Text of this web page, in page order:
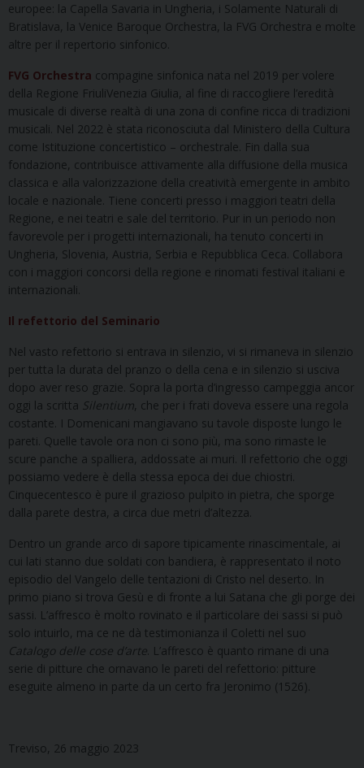
europee: la Capella Savaria in Ungheria, i Solamente Naturali di
Bratislava, la Venice Baroque Orchestra, la FVG Orchestra e molte
altre per il repertorio sinfonico.
FVG Orchestra compagine sinfonica nata nel 2019 per volere
della Regione FriuliVenezia Giulia, al fine di raccogliere l’eredità
musicale di diverse realtà di una zona di confine ricca di tradizioni
musicali. Nel 2022 è stata riconosciuta dal Ministero della Cultura
come Istituzione concertistico – orchestrale. Fin dalla sua
fondazione, contribuisce attivamente alla diffusione della musica
classica e alla valorizzazione della creatività emergente in ambito
locale e nazionale. Tiene concerti presso i maggiori teatri della
Regione, e nei teatri e sale del territorio. Pur in un periodo non
favorevole per i progetti internazionali, ha tenuto concerti in
Ungheria, Slovenia, Austria, Serbia e Repubblica Ceca. Collabora
con i maggiori concorsi della regione e rinomati festival italiani e
internazionali.
Il refettorio del Seminario
Nel vasto refettorio si entrava in silenzio, vi si rimaneva in silenzio
per tutta la durata del pranzo o della cena e in silenzio si usciva
dopo aver reso grazie. Sopra la porta d’ingresso campeggia ancor
oggi la scritta Silentium, che per i frati doveva essere una regola
costante. I Domenicani mangiavano su tavole disposte lungo le
pareti. Quelle tavole ora non ci sono più, ma sono rimaste le
scure panche a spalliera, addossate ai muri. Il refettorio che oggi
possiamo vedere è della stessa epoca dei due chiostri.
Cinquecentesco è pure il grazioso pulpito in pietra, che sporge
dalla parete destra, a circa due metri d’altezza.
Dentro un grande arco di sapore tipicamente rinascimentale, ai
cui lati stanno due soldati con bandiera, è rappresentato il noto
episodio del Vangelo delle tentazioni di Cristo nel deserto. In
primo piano si trova Gesù e di fronte a lui Satana che gli porge dei
sassi. L’affresco è molto rovinato e il particolare dei sassi si può
solo intuirlo, ma ce ne dà testimonianza il Coletti nel suo
Catalogo delle cose d’arte. L’affresco è quanto rimane di una
serie di pitture che ornavano le pareti del refettorio: pitture
eseguite almeno in parte da un certo fra Jeronimo (1526).
Treviso, 26 maggio 2023